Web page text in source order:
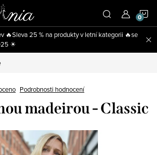
🔥Sleva 25 % na produkty v letní kategorii 🔥se
☀
Podrobnosti hodnocení
madeirou - Classic